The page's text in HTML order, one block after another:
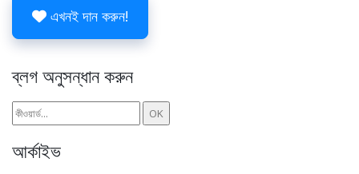
এখনই দান করুন!
ব্লগ অনুসন্ধান করুন
আর্কাইভ